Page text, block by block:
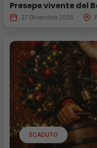
Presepe vivente del
27 Dicembre 2025
SCADUTO